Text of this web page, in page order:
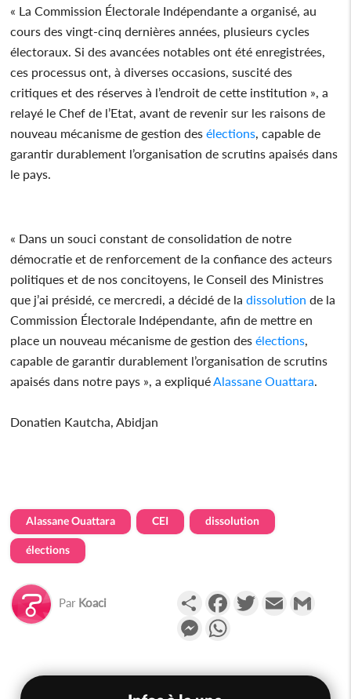
« La Commission Électorale Indépendante a organisé, au
cours des vingt-cinq dernières années, plusieurs cycles
électoraux. Si des avancées notables ont été enregistrées,
ces processus ont, à diverses occasions, suscité des
critiques et des réserves à l’endroit de cette institution », a
relayé le Chef de l’Etat, avant de revenir sur les raisons de
nouveau mécanisme de gestion desélections , capable de
garantir durablement l’organisation de scrutins apaisés dans
le pays.
« Dans un souci constant de consolidation de notre
démocratie et de renforcement de la confiance des acteurs
politiques et de nos concitoyens, le Conseil des Ministres
que j’ai présidé, ce mercredi, a décidé de ladissolution de la
Commission Électorale Indépendante, afin de mettre en
place un nouveau mécanisme de gestion desélections
capable de garantir durablement l’organisation de scrutins
apaisés dans notre pays », a expliqué Alassane Ouattara
Donatien Kautcha, Abidjan
Alassane Ouattara CEI dissolution
élections
Par Koaci PartagerFacebookTwitterEmail
Messenger